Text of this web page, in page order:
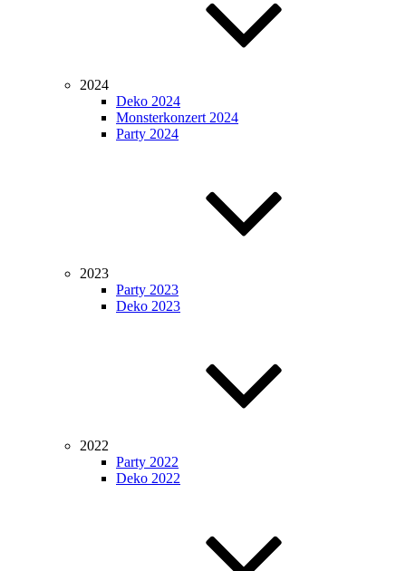
2024
Deko 2024
Monsterkonzert 2024
Party 2024
2023
Party 2023
Deko 2023
2022
Party 2022
Deko 2022